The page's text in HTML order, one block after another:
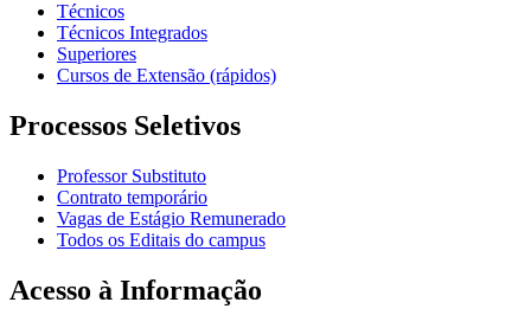
Técnicos
Técnicos Integrados
Superiores
Cursos de Extensão (rápidos)
Processos Seletivos
Professor Substituto
Contrato temporário
Vagas de Estágio Remunerado
Todos os Editais do campus
Acesso à Informação